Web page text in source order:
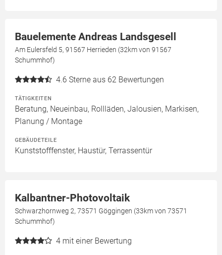
Bauelemente Andreas Landsgesell
Am Eulersfeld 5, 91567 Herrieden (32km von 91567
Schummhof)
4.6 Sterne aus 62 Bewertungen
TÄTIGKEITEN
Beratung, Neueinbau, Rollläden, Jalousien, Markisen,
Planung / Montage
GEBÄUDETEILE
Kunststofffenster, Haustür, Terrassentür
Kalbantner-Photovoltaik
Schwarzhornweg 2, 73571 Göggingen (33km von 73571
Schummhof)
4 mit einer Bewertung